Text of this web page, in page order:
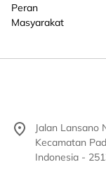
Jalan Lansano
Kecamatan
Indonesia -